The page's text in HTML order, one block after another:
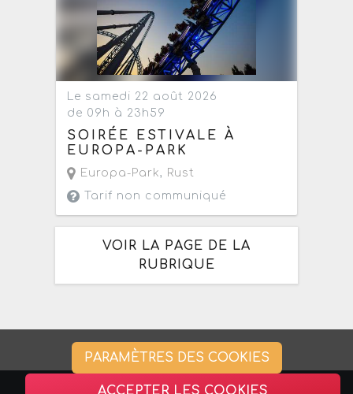
Le samedi 22 août 2026
de 09h à 23h59
SOIRÉE ESTIVALE À
EUROPA-PARK
Europa-Park, Rust
Tarif non communiqué
VOIR LA PAGE DE LA
RUBRIQUE
PARAMÈTRES DES COOKIES
ACCEPTER LES COOKIES